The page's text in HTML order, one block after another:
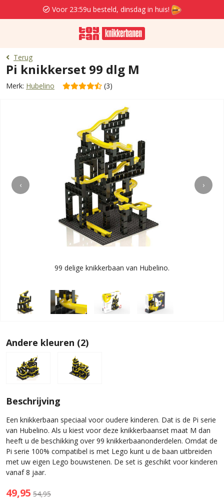
Voor 23:59u besteld, dinsdag in huis!
Terug
Pi knikkerset 99 dlg M
Merk: Hubelino (3)
‹ ›
99 delige knikkerbaan van Hubelino.
Andere kleuren (2)
Beschrijving
Een knikkerbaan speciaal voor oudere kinderen. Dat is de Pi serie
van Hubelino. Als u kiest voor deze knikkerbaanset maat M dan
heeft u de beschikking over 99 knikkerbaanonderdelen. Omdat de
Pi serie 100% compatibel is met Lego kunt u de baan uitbreiden
met uw eigen Lego bouwstenen. De set is geschikt voor kinderen
vanaf 8 jaar.
49,95 54,95